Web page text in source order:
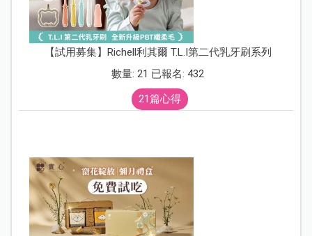
【試用募集】Richell利其爾 T.L.I第二代乳牙刷系列
數量: 21 已報名: 432
21篇心得